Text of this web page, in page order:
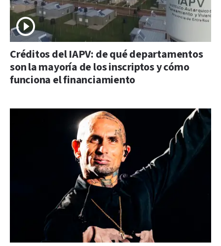
Créditos del IAPV: de qué departamentos
son la mayoría de los inscriptos y cómo
funciona el financiamiento